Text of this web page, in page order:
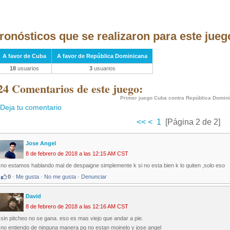
que se realizaron para este
A favor de Cuba
A favor de República Dominicana
18 usuarios 3usuarios
Comentarios de este juego:
Primer juego Cuba contra República
Deja tu comentario
<< < 1 [Página 2 de 2]
Jose Angel
8 de febrero de 2018 a las 12:15 AM CST
no estamos hablando mal de despaigne simplemente k si no esta bien k lo quiten ,solo eso
0 · Me gusta · No me gusta · Denunciar
David
8 de febrero de 2018 a las 12:16 AM CST
sin pitcheo no se gana. eso es mas viejo que andar a pie.
no entiendo de ninguna manera pq no estan moinelo y jose angel